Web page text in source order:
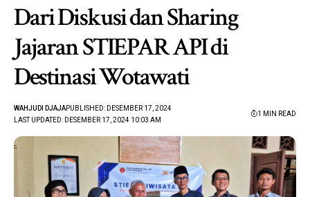
Dari Diskusi dan Sharing
Jajaran STIEPAR API di
Destinasi Wotawati
LAST UPDATED: DESEMBER 17, 2024 10:03 AM
WAHJUDI DJAJAPUBLISHED: DESEMBER 17, 2024
1 MIN READ